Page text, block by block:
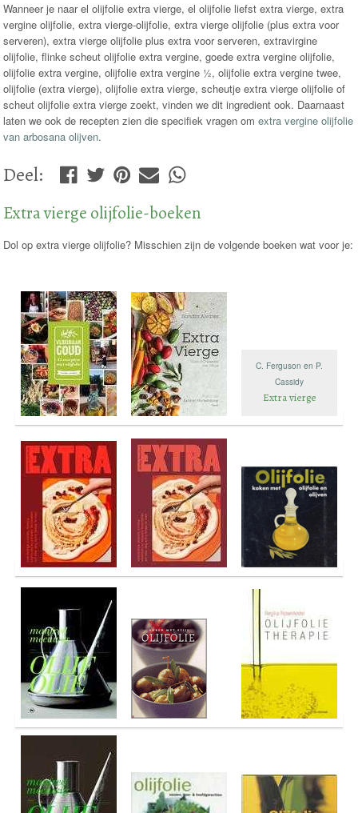
Wanneer je naar el olijfolie extra vierge, el olijfolie liefst extra vierge, extra
vergine olijfolie, extra vierge-olijfolie, extra vierge olijfolie (plus extra voor
serveren), extra vierge olijfolie plus extra voor serveren, extravirgine
olijfolie, flinke scheut olijfolie extra vergine, goede extra vergine olijfolie,
olijfolie extra vergine, olijfolie extra vergine ½, olijfolie extra vergine twee,
olijfolie (extra vierge), olijfolie extra vierge, scheutje extra vierge olijfolie of
scheut olijfolie extra vierge zoekt, vinden we dit ingredient ook. Daarnaast
laten we ook de recepten zien die specifiek vragen omextra vergine olijfolie
van arbosana olijven.
Deel:
Extra vierge olijfolie-boeken
Dol op extra vierge olijfolie? Misschien zijn de volgende boeken wat voor je:
C. Ferguson en P.
Cassidy
Extra vierge